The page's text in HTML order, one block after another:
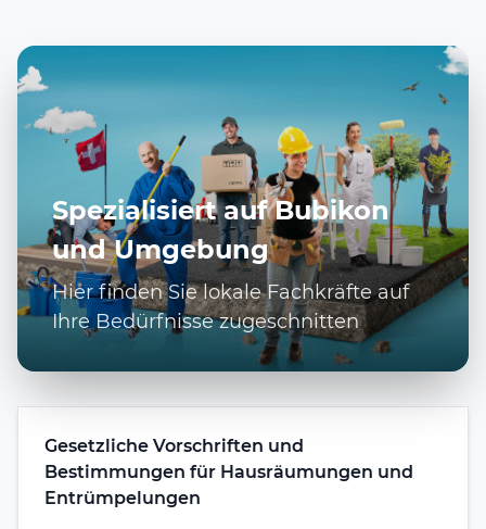
Spezialisiert auf Bubikon
und Umgebung
Hier finden Sie lokale Fachkräfte auf
Ihre Bedürfnisse zugeschnitten
Gesetzliche Vorschriften und
Bestimmungen für Hausräumungen und
Entrümpelungen